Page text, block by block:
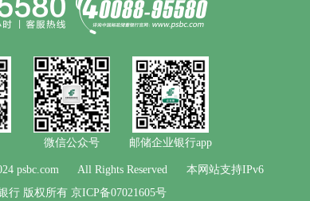
微信公众号 邮储企业银行app
psbc.com All Rights Reserved
本网站支持IPv6
行 版权所有 京ICP备07021605号